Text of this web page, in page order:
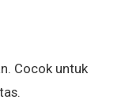
Cocok untuk